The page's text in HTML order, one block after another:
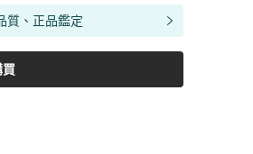
質、正品鑑定
買